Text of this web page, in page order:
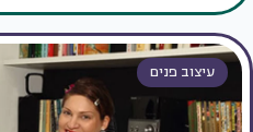
עיצוב פנים